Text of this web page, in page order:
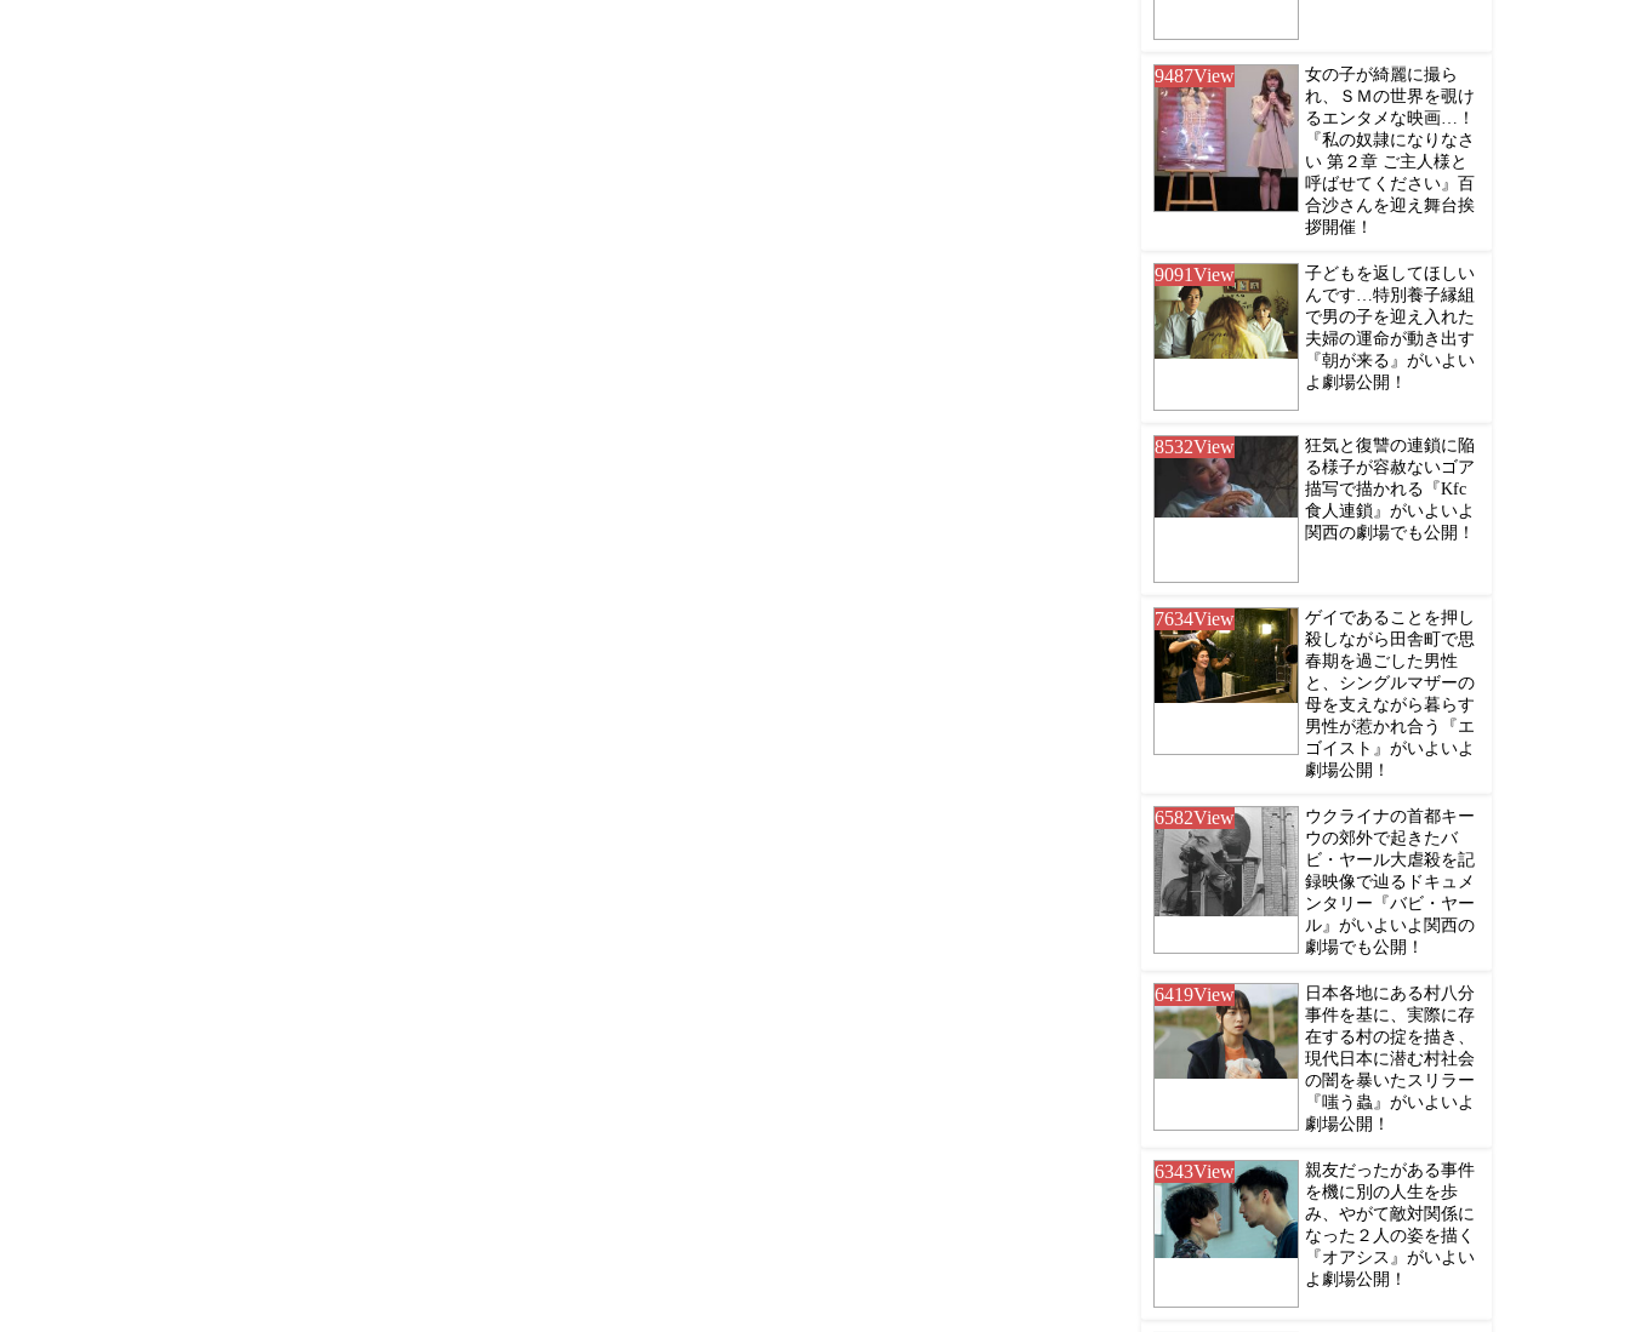
9487View
女の子が綺麗に撮ら
れ、ＳＭの世界を覗け
るエンタメな映画…！
『私の奴隷になりなさ
い 第２章 ご主人様と
呼ばせてください』百
合沙さんを迎え舞台挨
拶開催！
9091View
子どもを返してほしい
んです…特別養子縁組
で男の子を迎え入れた
夫婦の運命が動き出す
『朝が来る』がいよい
よ劇場公開！
8532View
狂気と復讐の連鎖に陥
る様子が容赦ないゴア
描写で描かれる『Kfc
食人連鎖』がいよいよ
関西の劇場でも公開！
7634View
ゲイであることを押し
殺しながら田舎町で思
春期を過ごした男性
と、シングルマザーの
母を支えながら暮らす
男性が惹かれ合う『エ
ゴイスト』がいよいよ
劇場公開！
6582View
ウクライナの首都キー
ウの郊外で起きたバ
ビ・ヤール大虐殺を記
録映像で辿るドキュメ
ンタリー『バビ・ヤー
ル』がいよいよ関西の
劇場でも公開！
6419View
日本各地にある村八分
事件を基に、実際に存
在する村の掟を描き、
現代日本に潜む村社会
の闇を暴いたスリラー
『嗤う蟲』がいよいよ
劇場公開！
6343View
親友だったがある事件
を機に別の人生を歩
み、やがて敵対関係に
なった２人の姿を描く
『オアシス』がいよい
よ劇場公開！